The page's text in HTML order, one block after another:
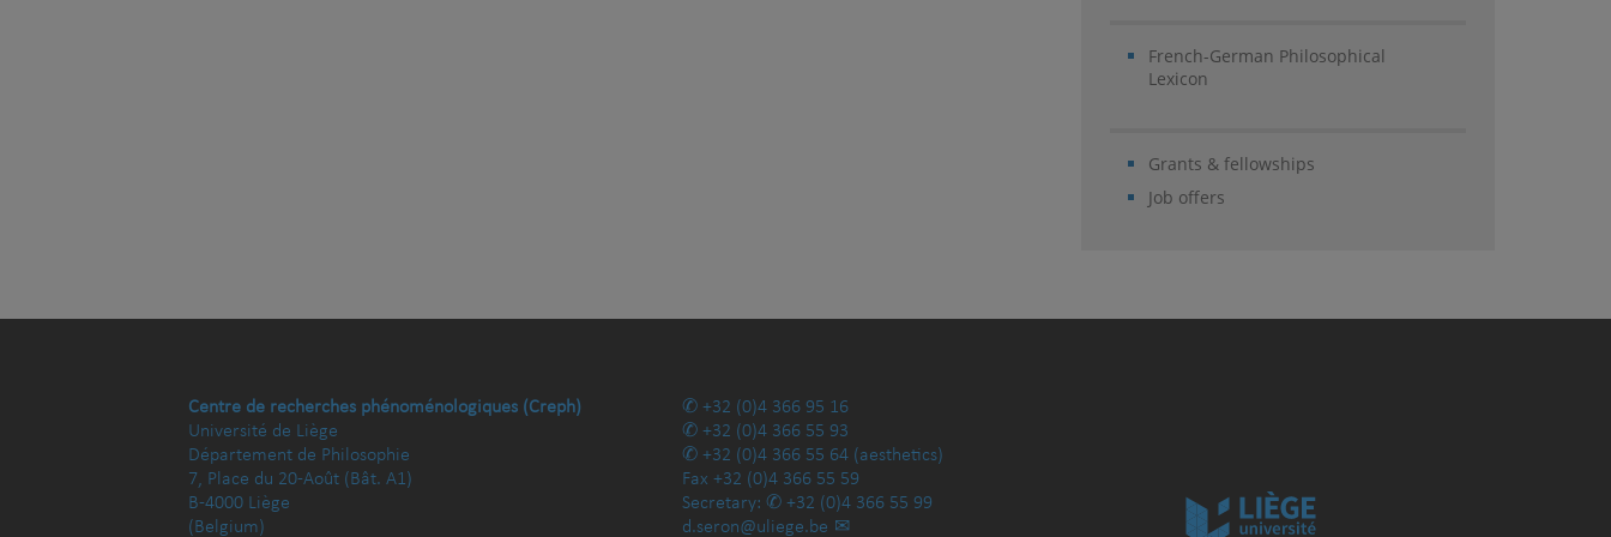
French-German Philosophical
Lexicon
Grants & fellowships
Job offers
Centre de recherches phénoménologiques (Creph)
Université de Liège
Département de Philosophie
7, Place du 20-Août (Bât. A1)
B-4000 Liège
(Belgium)
+32 (0)4 366 95 16
+32 (0)4 366 55 93
+32 (0)4 366 55 64 (aesthetics)
Fax +32 (0)4 366 55 59
Secretary:
+32 (0)4 366 55 99
d.seron@uliege.be